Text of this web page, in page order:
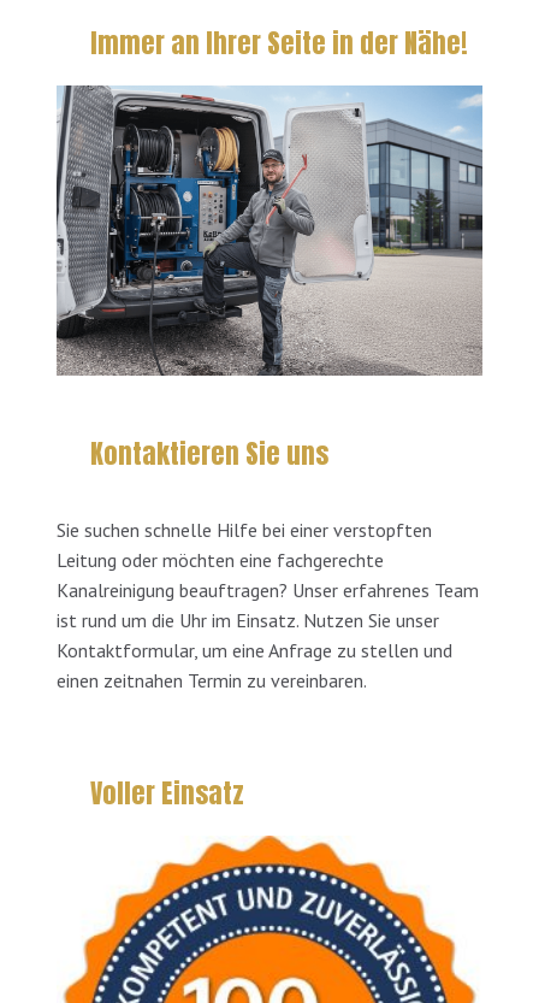
Immer an Ihrer Seite in der Nähe!
Kontaktieren Sie uns
Sie suchen schnelle Hilfe bei einer verstopften
Leitung oder möchten eine fachgerechte
Kanalreinigung beauftragen? Unser erfahrenes Team
ist rund um die Uhr im Einsatz. Nutzen Sie unser
Kontaktformular, um eine Anfrage zu stellen und
einen zeitnahen Termin zu vereinbaren.
Voller Einsatz